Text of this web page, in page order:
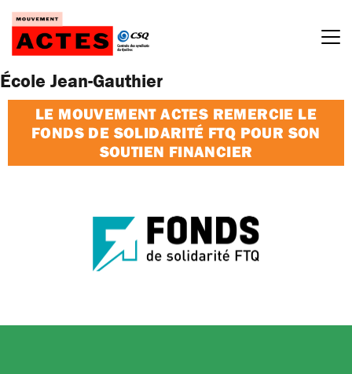
Passer
contenu
École Jean-Gauthier
LE MOUVEMENT ACTES REMERCIE LE
FONDS DE SOLIDARITÉ FTQ POUR SON
SOUTIEN FINANCIER